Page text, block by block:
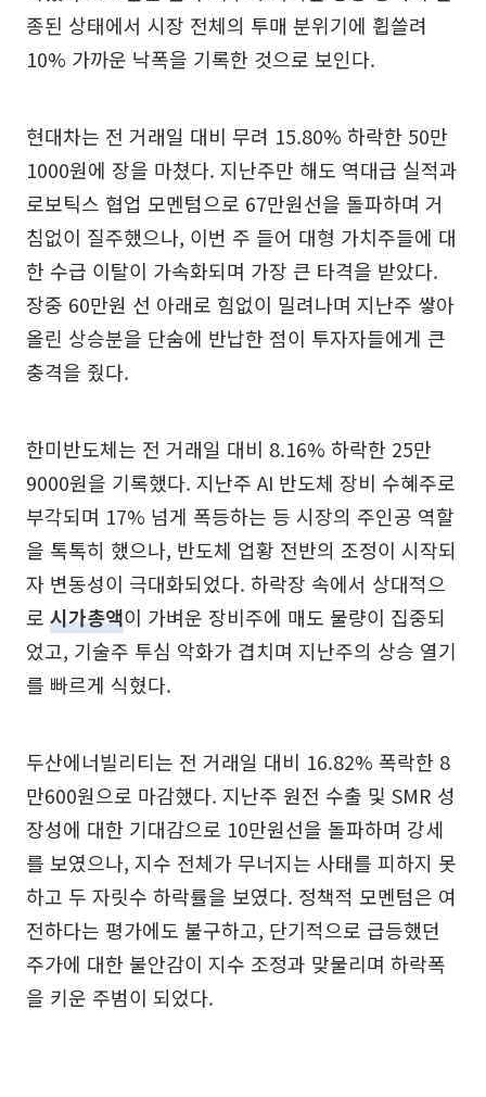
종된 상태에서 시장 전체의 투매 분위기에 휩쓸려
10% 가까운 낙폭을 기록한 것으로 보인다.
현대차는 전 거래일 대비 무려 15.80% 하락한 50만
1000원에 장을 마쳤다. 지난주만 해도 역대급 실적과
로보틱스 협업 모멘텀으로 67만원선을 돌파하며 거
침없이 질주했으나, 이번 주 들어 대형 가치주들에 대
한 수급 이탈이 가속화되며 가장 큰 타격을 받았다.
장중 60만원 선 아래로 힘없이 밀려나며 지난주 쌓아
올린 상승분을 단숨에 반납한 점이 투자자들에게 큰
충격을 줬다.
한미반도체는 전 거래일 대비 8.16% 하락한 25만
9000원을 기록했다. 지난주 AI 반도체 장비 수혜주로
부각되며 17% 넘게 폭등하는 등 시장의 주인공 역할
을 톡톡히 했으나, 반도체 업황 전반의 조정이 시작되
자 변동성이 극대화되었다. 하락장 속에서 상대적으
로 시가총액이 가벼운 장비주에 매도 물량이 집중되
었고, 기술주 투심 악화가 겹치며 지난주의 상승 열기
를 빠르게 식혔다.
두산에너빌리티는 전 거래일 대비 16.82% 폭락한 8
만600원으로 마감했다. 지난주 원전 수출 및 SMR 성
장성에 대한 기대감으로 10만원선을 돌파하며 강세
를 보였으나, 지수 전체가 무너지는 사태를 피하지 못
하고 두 자릿수 하락률을 보였다. 정책적 모멘텀은 여
전하다는 평가에도 불구하고, 단기적으로 급등했던
주가에 대한 불안감이 지수 조정과 맞물리며 하락폭
을 키운 주범이 되었다.